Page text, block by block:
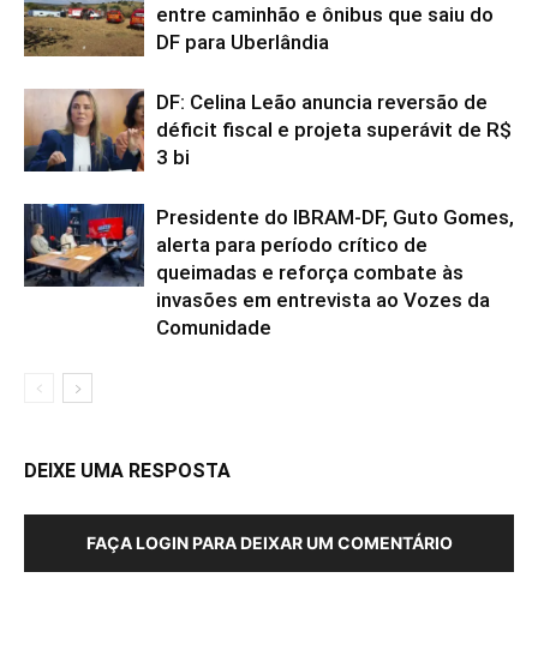
entre caminhão e ônibus que saiu do
DF para Uberlândia
DF: Celina Leão anuncia reversão de
déficit fiscal e projeta superávit de R$
3 bi
Presidente do IBRAM-DF, Guto Gomes,
alerta para período crítico de
queimadas e reforça combate às
invasões em entrevista ao Vozes da
Comunidade
DEIXE UMA RESPOSTA
FAÇA LOGIN PARA DEIXAR UM COMENTÁRIO